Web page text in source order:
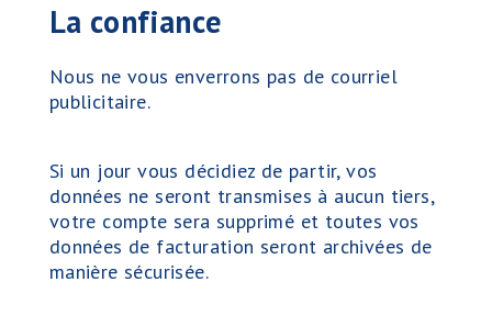
La confiance
Nous ne vous enverrons pas de courriel
publicitaire.
Si un jour vous décidiez de partir, vos
données ne seront transmises à aucun tiers,
votre compte sera supprimé et toutes vos
données de facturation seront archivées de
manière sécurisée.